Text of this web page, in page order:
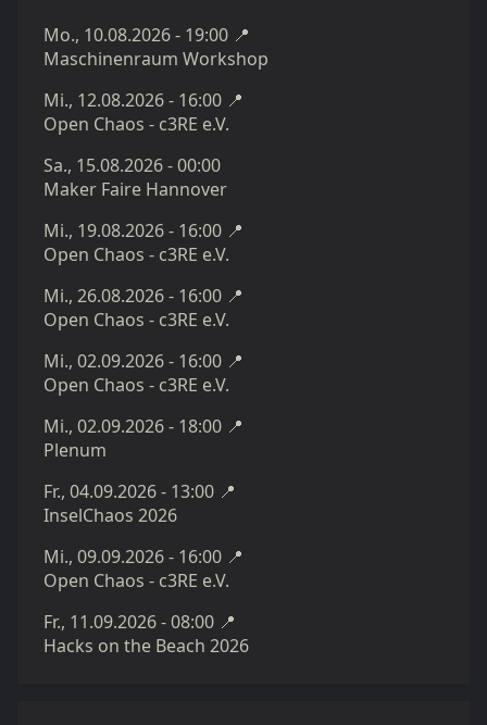
Mo., 10.08.2026 - 19:00 📍
Maschinenraum Workshop
Mi., 12.08.2026 - 16:00 📍
Open Chaos - c3RE e.V.
Sa., 15.08.2026 - 00:00
Maker Faire Hannover
Mi., 19.08.2026 - 16:00 📍
Open Chaos - c3RE e.V.
Mi., 26.08.2026 - 16:00 📍
Open Chaos - c3RE e.V.
Mi., 02.09.2026 - 16:00 📍
Open Chaos - c3RE e.V.
Mi., 02.09.2026 - 18:00 📍
Plenum
Fr., 04.09.2026 - 13:00 📍
InselChaos 2026
Mi., 09.09.2026 - 16:00 📍
Open Chaos - c3RE e.V.
Fr., 11.09.2026 - 08:00 📍
Hacks on the Beach 2026